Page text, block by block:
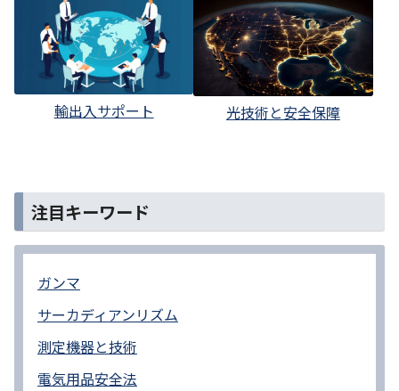
輸出入サポート 光技術と安全保障
注目キーワード
ガンマ
サーカディアンリズム
測定機器と技術
電気用品安全法